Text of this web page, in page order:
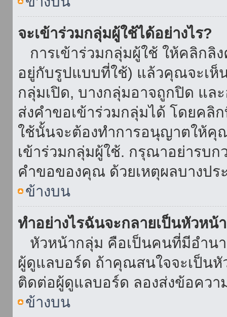
จะเข้าร่วมกลุ่มผู้ใช้ได้อย่างไร?
การเข้าร่วมกลุ่มผู้ใช้ ให้คลิก
อยู่กับรูปแบบที่ใช้) แล้วคุณจะเห็
กลุ่มเปิด, บางกลุ่มอาจถูกปิด แ
ส่งคำขอเข้าร่วมกลุ่มได้ โดยคลิ
ใช้นั้นจะต้องทำการอนุญาตให้คุ
เข้าร่วมกลุ่มผู้ใช้. กรุณาอย่ารบก
คำขอของคุณ ด้วยเหตุผลบางปร
ข้างบน
ทำอย่างไรฉันจะกลายเป็นหัวหน้
หัวหน้ากลุ่ม คือเป็นคนที่มีอำนา
ผู้ดูแลบอร์ด ถ้าคุณสนใจจะเป็น
ติดต่อผู้ดูแลบอร์ด ลองส่งข้อคว
ข้างบน